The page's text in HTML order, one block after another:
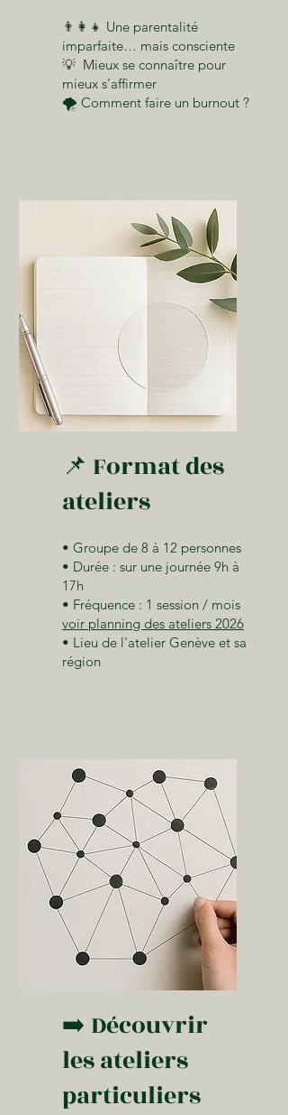
👨‍👩‍👧 Une parentalité
imparfaite… mais consciente
💡 Mieux se connaître pour
mieux s’affirmer
🌪️ Comment faire un burnout ?
📌 Format des
ateliers
• Groupe de 8 à 12 personnes
• Durée : sur une journée 9h à
17h
• Fréquence : 1 session / mois
voir planning des ateliers 2026
• Lieu de l'atelier Genève et sa
région
➡️ Découvrir
les ateliers
particuliers